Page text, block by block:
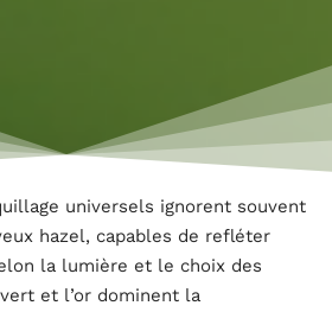
universels ignorent souvent
hazel, capables de refléter
la lumière et le choix des
et l’or dominent la